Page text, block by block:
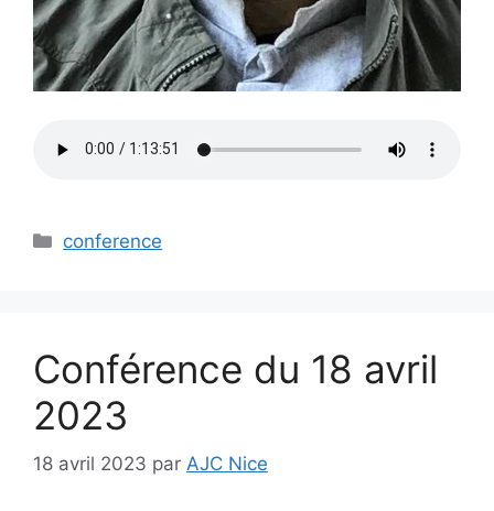
Catégories
conference
Conférence du 18 avril
2023
18 avril 2023 par AJC Nice